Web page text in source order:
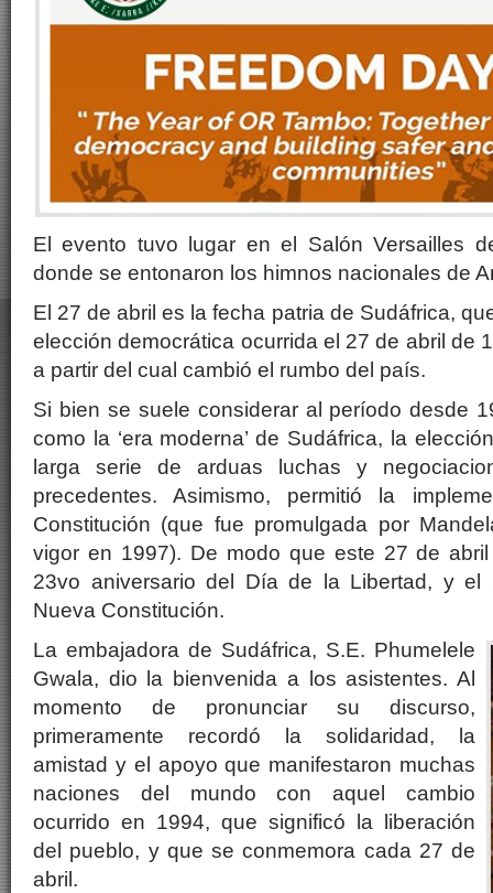
El evento tuvo lugar en el Salón Versailles
donde se entonaron los himnos nacionales de
El 27 de abril es la fecha patria de Sudáfrica,
elección democrática ocurrida el 27 de abril de
a partir del cual cambió el rumbo del país.
Si bien se suele considerar al período desde
como la ‘era moderna’ de Sudáfrica, la
larga serie de arduas luchas y
precedentes. Asimismo, permitió la
Constitución (que fue promulgada por
vigor en 1997). De modo que este 27 de
23vo aniversario del Día de la Libertad, y el
Nueva Constitución.
La embajadora de Sudáfrica, S.E. Phumelele
Gwala, dio la bienvenida a los asistentes. Al
momento de pronunciar su discurso,
primeramente recordó la solidaridad, la
amistad y el apoyo que manifestaron muchas
naciones del mundo con aquel cambio
ocurrido en 1994, que significó la liberación
del pueblo, y que se conmemora cada 27 de
abril.